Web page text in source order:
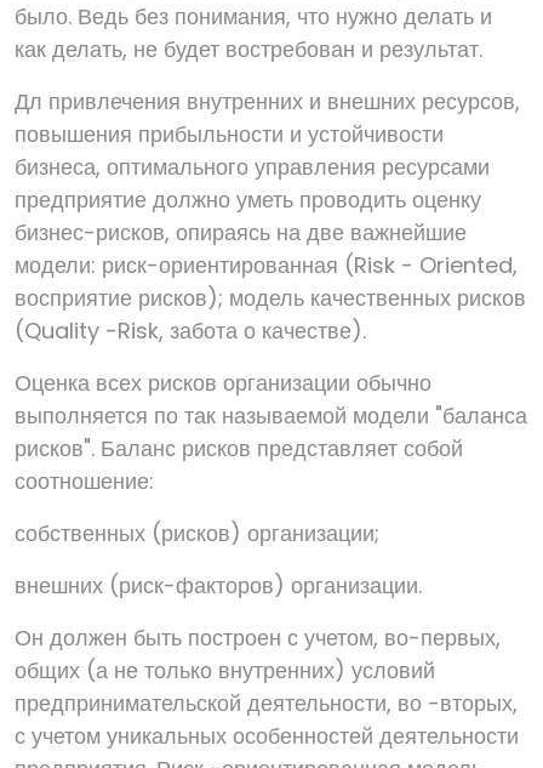
было. Ведь без понимания, что нужно делать и
как делать, не будет востребован и результат.
Дл привлечения внутренних и внешних ресурсов,
повышения прибыльности и устойчивости
бизнеса, оптимального управления ресурсами
предприятие должно уметь проводить оценку
бизнес-рисков, опираясь на две важнейшие
модели: риск-ориентированная (Risk - Oriented,
восприятие рисков); модель качественных рисков
(Quality -Risk, забота о качестве).
Оценка всех рисков организации обычно
выполняется по так называемой модели "баланса
рисков". Баланс рисков представляет собой
соотношение:
собственных (рисков) организации;
внешних (риск-факторов) организации.
Он должен быть построен с учетом, во-первых,
общих (а не только внутренних) условий
предпринимательской деятельности, во -вторых,
с учетом уникальных особенностей деятельности